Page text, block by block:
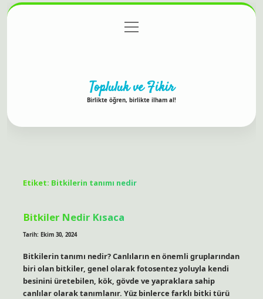
Gizlilik Politikası
menüyü
aç
Topluluk ve Fikir
Birlikte öğren, birlikte ilham al!
Etiket: Bitkilerin tanımı nedir
Bitkiler Nedir Kısaca
Tarih: Ekim 30, 2024
Bitkilerin tanımı nedir? Canlıların en önemli gruplarından
biri olan bitkiler, genel olarak fotosentez yoluyla kendi
besinini üretebilen, kök, gövde ve yapraklara sahip
canlılar olarak tanımlanır. Yüz binlerce farklı bitki türü